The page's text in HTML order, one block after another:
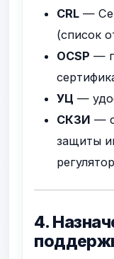
CRL —
(список
OCSP —
УЦ —
СКЗИ —
защиты
4.